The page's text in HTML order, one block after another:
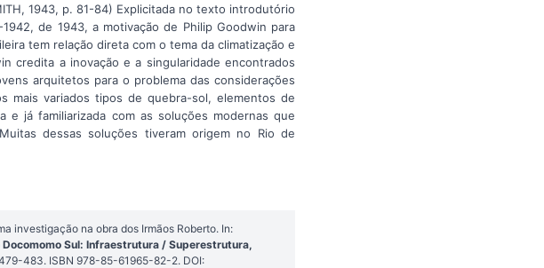
1943, p. 81-84) Explicitada no texto introdutório
de 1943, a motivação de Philip Goodwin para
tem relação direta com o tema da climatização e
credita a inovação e a singularidade encontrados
arquitetos para o problema das considerações
mais variados tipos de quebra-sol, elementos de
e já familiarizada com as soluções modernas que
dessas soluções tiveram origem no Rio de
investigação na obra dos Irmãos Roberto. In:
Docomomo Sul: Infraestrutura / Superestrutura,
483. ISBN 978-85-61965-82-2. DOI: